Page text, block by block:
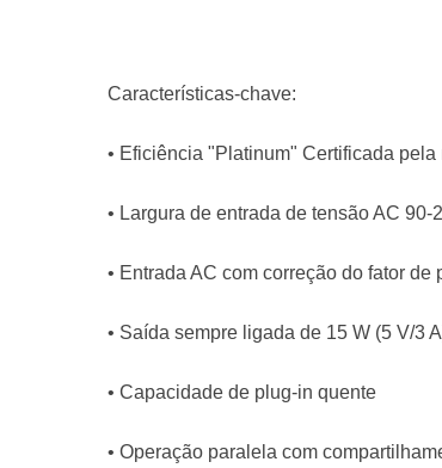
Características-chave:
• Eficiência "Platinum" Certificada
• Largura de entrada de tensão AC 90-
• Entrada AC com correção do fator de
• Saída sempre ligada de 15 W (5 V/3
• Capacidade de plug-in quente
• Operação paralela com